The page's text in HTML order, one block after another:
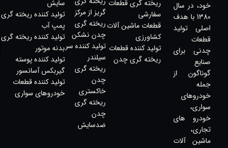
خود، در سال
1380 با هدف
اصلی تولید
قطعات
چدنی برای
صنایع
گوناگون از
جمله
خودروهای
سواری،
خودرو های
تجاری،
ماشین آلات
ریخته گری قطعات
سفارشی
قطعات ماشین آلات
کشاورزی
تولید کننده قطعات
ریخته گری چدن
گریز از مرکز
ریخته گری
چدن نشکن
تولید کننده سر
سیلندر
ریخته گری
چدن
خاکستری
ریخته‌ گری
چدن
ضدسایش
سایش
تولید کننده ریخته گری
پمپ آب
تولید کننده ریخته گری
بدنه موتور
تولید کننده پوسته
گیربکس آسانسور
تولید کننده قطعات
خودروهای سواری